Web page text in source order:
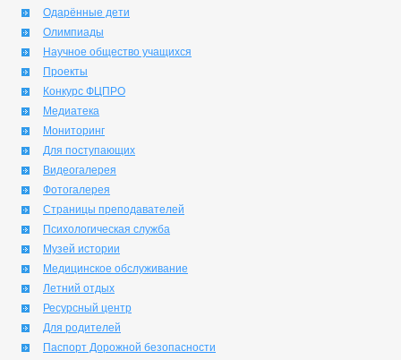
Одарённые дети
Олимпиады
Научное общество учащихся
Проекты
Конкурс ФЦПРО
Медиатека
Мониторинг
Для поступающих
Видеогалерея
Фотогалерея
Страницы преподавателей
Психологическая служба
Музей истории
Медицинское обслуживание
Летний отдых
Ресурсный центр
Для родителей
Паспорт Дорожной безопасности